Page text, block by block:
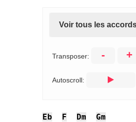
Voir tous les
Transposer: - +
Autoscroll:
Eb F Dm Gm